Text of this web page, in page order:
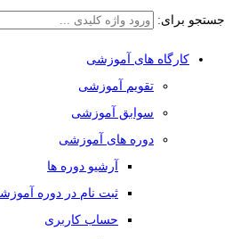
جستجو برای:
کارگاه های آموزشی
تقویم آموزشی
سوابق آموزشی
دوره های آموزشی
آرشیو دوره ها
ثبت نام در دوره
حساب کاربری